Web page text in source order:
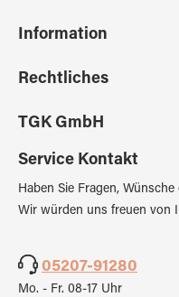
Information
Rechtliches
TGK GmbH
Service Kontakt
Haben Sie Fragen,
Wir würden uns freuen von
05207-91280
Mo. - Fr. 08-17 Uhr